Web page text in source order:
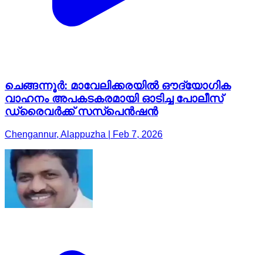
ചെങ്ങന്നൂർ: മാവേലിക്കരയിൽ ഔദ്യോഗിക
വാഹനം അപകടകരമായി ഓടിച്ച പോലീസ്
ഡ്രൈവർക്ക് സസ്പെൻഷൻ
Chengannur, Alappuzha | Feb 7, 2026